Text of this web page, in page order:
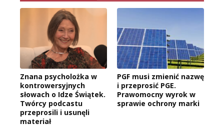
Znana psycholożka w
kontrowersyjnych
słowach o Idze Świątek.
Twórcy podcastu
przeprosili i usunęli
materiał
PGF musi zmienić nazwę
i przeprosić PGE.
Prawomocny wyrok w
sprawie ochrony marki